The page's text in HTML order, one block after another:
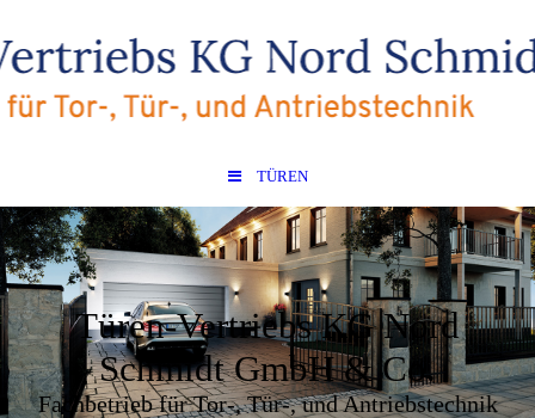
TÜREN
Türen-Vertriebs KG Nord
Schmidt GmbH & Co.
Fachbetrieb für Tor-, Tür-, und Antriebstechnik